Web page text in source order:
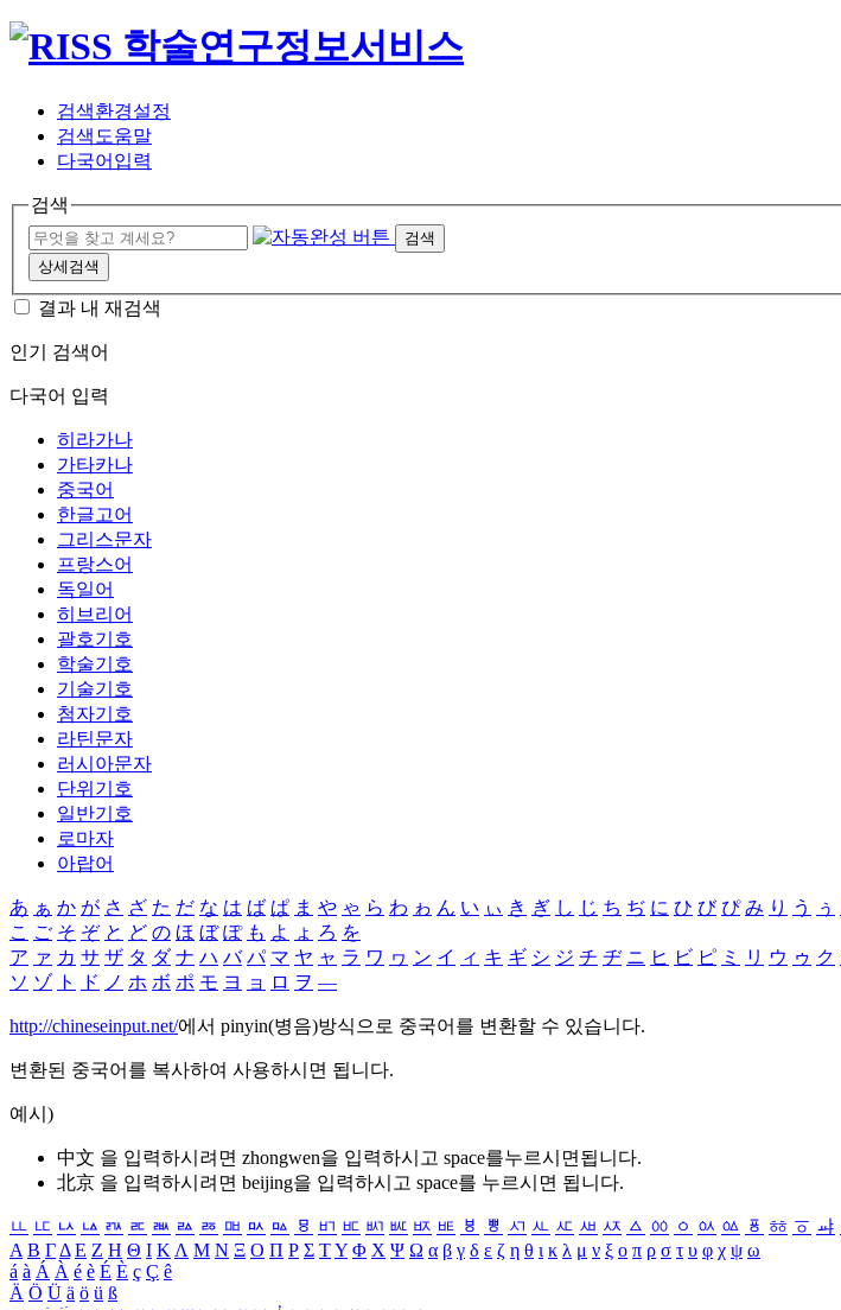
검색환경설정
검색도움말
다국어입력
검색
검색
상세검색
결과 내 재검색
인기 검색어
다국어 입력
히라가나
가타카나
중국어
한글고어
그리스문자
프랑스어
독일어
히브리어
괄호기호
학술기호
기술기호
첨자기호
라틴문자
러시아문자
단위기호
일반기호
로마자
아랍어
あ ぁ か が さ ざ た だ な は ば ぱ ま や ゃ ら わ ゎ ん い ぃ き ぎ し じ ち ぢ に ひ び ぴ み り う ぅ
こ ご そ ぞ と ど の ほ ぼ ぽ も よ ょ ろ を
ア ァ カ サ ザ タ ダ ナ ハ バ パ マ ヤ ャ ラ ワ ヮ ン イ ィ キ ギ シ ジ チ ヂ ニ ヒ ビ ピ ミ リ ウ ゥ ク
ソ ゾ ト ド ノ ホ ボ ポ モ ヨ ョ ロ ヲ ―
http://chineseinput.net/에서 pinyin(병음)방식으로 중국어를 변환할 수 있습니다.
변환된 중국어를 복사하여 사용하시면 됩니다.
예시)
中文 을 입력하시려면 zhongwen을 입력하시고 space를누르시면됩니다.
北京 을 입력하시려면 beijing을 입력하시고 space를 누르시면 됩니다.
ㅥ ㅦ ㅧ ㅨ ㅩ ㅪ ㅫ ㅬ ㅭ ㅮ ㅯ ㅰ ㅱ ㅲ ㅳ ㅴ ㅵ ㅶ ㅷ ㅸ ㅹ ㅺ ㅻ ㅼ ㅽ ㅾ ㅿ ㆀ ㆁ ㆂ ㆃ ㆄ ㆅ ㆆ ㆇ
Α Β ΓΔ Ε Ζ Η Θ Ι ΚΛ Μ Ν Ξ Ο Π Ρ Σ ΤΥ Φ Χ Ψ Ω α β γ δ ε ζ η θ ι κ λ μ ν ξ ο π ρ σ τ υ φ χ ψ ω
á à Á À é è É È ç Ç ê
Ä Ö Ü ä ö ü ß